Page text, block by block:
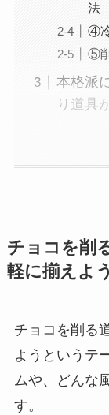
法
④
⑤
本格派
り道具
チョコを削
軽に揃えよ
チョコを削る
ようというテ
ムや、どんな
す。